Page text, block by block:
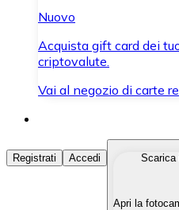
Nuovo
Acquista gift card dei
criptovalute.
Vai al negozio di carte
Acquista Criptovalute
Acquista le
Registrati Accedi
Scarica
Apri la